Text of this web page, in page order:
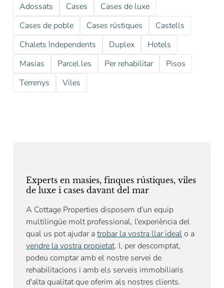
Adossats Cases
Cases de luxe
Cases de poble
Cases rústiques
Castells
Chalets Independents
Duplex
Hotels
Masias
Parcel.les Per rehabilitar
Pisos
Terrenys
Viles
Experts en masies, finques rústiques, viles
de luxe i cases davant del mar
A Cottage Properties disposem d'un equip
multilingüe molt professional, l'experiència del
qual us pot ajudar atrobar la vostra llar idealo a
vendre la vostra propietat. I, per descomptat,
podeu comptar amb el nostre servei de
rehabilitacions i amb els serveis immobiliaris
d'alta qualitat que oferim als nostres clients.